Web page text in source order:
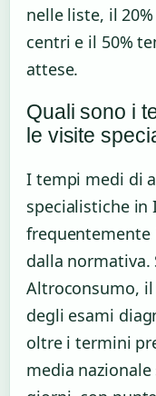
nelle liste, il
centri e il 50%
attese.
Quali sono i
le visite
I tempi medi di
specialistiche in
dalla normativa.
Altroconsumo, il
degli esami
oltre i termini
media